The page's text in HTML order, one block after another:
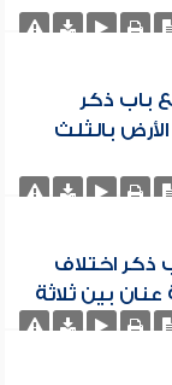
باب ذكر
بالثلث
ذكر اختلاف
عنان بين ثلاثة